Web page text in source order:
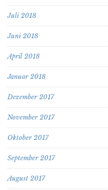
Juli 2018
Juni 2018
April 2018
Januar 2018
Dezember 2017
November 2017
Oktober 2017
September 2017
August 2017